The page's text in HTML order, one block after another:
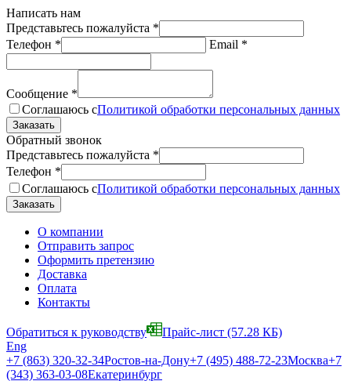
Написать нам
Представьтесь пожалуйста *
Телефон * Email *
Сообщение *
Соглашаюсь сПолитикой обработки персональных данных
Обратный звонок
Представьтесь пожалуйста *
Телефон *
Соглашаюсь сПолитикой обработки персональных данных
О компании
Отправить запрос
Оформить претензию
Доставка
Оплата
Контакты
Обратиться к руководству Прайс-лист (57.28 КБ)
Eng
+7 (863) 320-32-34Ростов-на-Дону+7 (495) 488-72-23Москва+7
(343) 363-03-08Екатеринбург